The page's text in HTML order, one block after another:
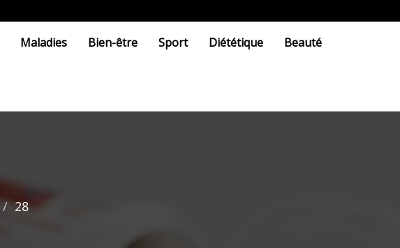
Maladies Bien-être Sport Diététique Beauté
28